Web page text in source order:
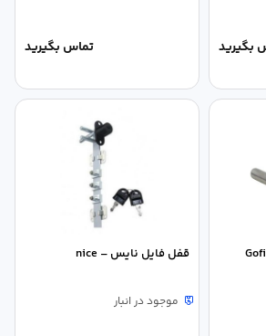
بگیرید تماس بگیرید
قفل فایل نایس – nice
موجود در انبار